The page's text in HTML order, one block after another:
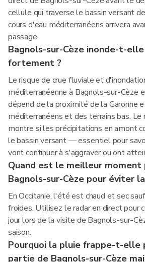
cellule qui traverse le bassin versant
cours d'eau méditerranéens arrivera
passage.
Bagnols-sur-Cèze inonde-t-
fortement ?
Le risque de crue fluviale et
méditerranéenne à Bagnols-sur-Cèze
dépend de la proximité de la Garonne
méditerranéens et des terrains bas. Le
montre si les précipitations en amont
le bassin versant — essentiel pour
vont continuer à s'aggraver ou ont
Quand est le meilleur moment
Bagnols-sur-Cèze pour éviter
En Occitanie, l'été est chaud et sec
froides. Utilisez le radar en direct pour
jour lors de la visite de Bagnols-sur-
saison.
Pourquoi la pluie frappe-t-elle
partie de Bagnols-sur-Cèze